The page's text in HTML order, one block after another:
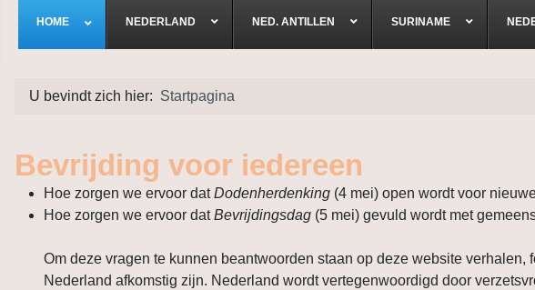
HOME NEDERLAND NED. ANTILLEN SURINAME
U bevindt zich hier: Startpagina
Bevrijding voor iedereen
Hoe zorgen we ervoor datDodenherdenking (4 mei) open wordt voor
Hoe zorgen we ervoor datBevrijdingsdag (5 mei) gevuld wordt met
Om deze vragen te kunnen beantwoorden staan op deze website
Nederland afkomstig zijn. Nederland wordt vertegenwoordigd door